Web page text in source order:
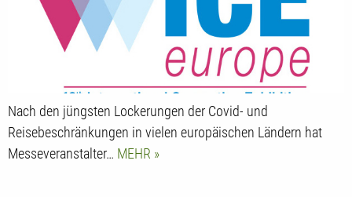
Nach den jüngsten Lockerungen der Covid- und
Reisebeschränkungen in vielen europäischen Ländern hat
Messeveranstalter… MEHR